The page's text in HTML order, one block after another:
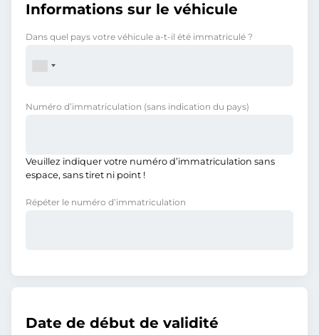
Informations sur le véhicule
Dans quel pays votre véhicule a-t-il été immatriculé ?
Numéro d’immatriculation (sans indication du pays)
Veuillez indiquer votre numéro d’immatriculation sans
espace, sans tiret ni point !
Répéter le numéro d’immatriculation
Date de début de validité